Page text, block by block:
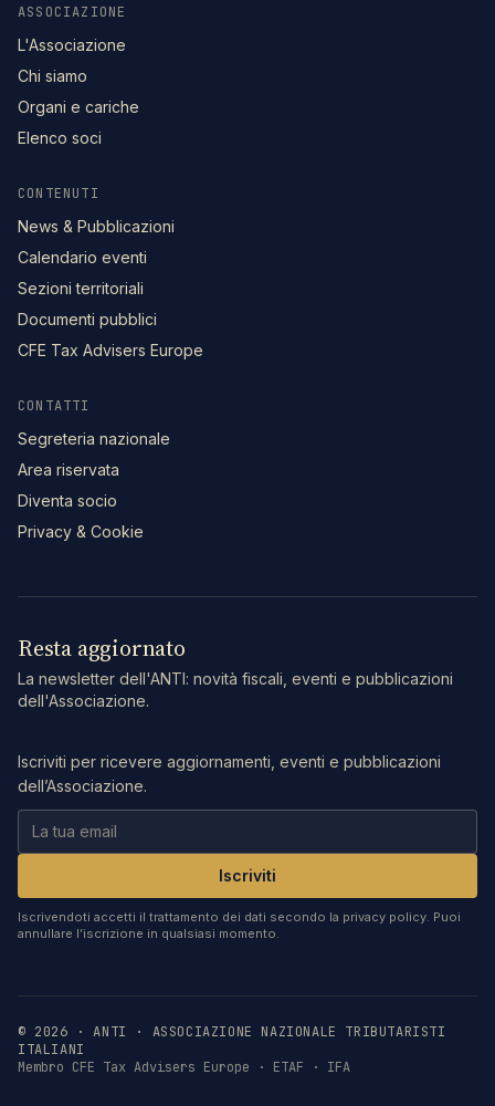
ASSOCIAZIONE
L'Associazione
Chi siamo
Organi e cariche
Elenco soci
CONTENUTI
News & Pubblicazioni
Calendario eventi
Sezioni territoriali
Documenti pubblici
CFE Tax Advisers Europe
CONTATTI
Segreteria nazionale
Area riservata
Diventa socio
Privacy & Cookie
Resta aggiornato
La newsletter dell'ANTI: novità fiscali, eventi e pubblicazioni
dell'Associazione.
Iscriviti per ricevere aggiornamenti, eventi e pubblicazioni
dell’Associazione.
Iscriviti
Iscrivendoti accetti il trattamento dei dati secondo la privacy policy. Puoi
annullare l’iscrizione in qualsiasi momento.
© 2026 · ANTI · ASSOCIAZIONE NAZIONALE TRIBUTARISTI
ITALIANI
Membro CFE Tax Advisers Europe · ETAF · IFA